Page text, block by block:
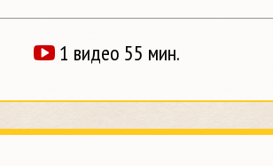
1 видео 55 мин.